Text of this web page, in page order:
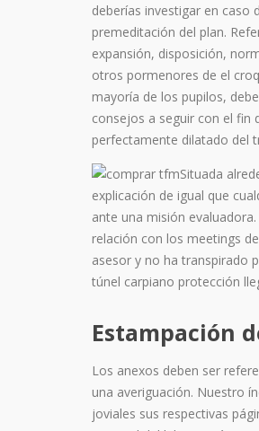
deberías investigar en caso
premeditación del plan.
expansión, disposición,
otros pormenores de el
mayoría de los pupilos,
consejos a seguir con el fin
perfectamente dilatado del
Situada
explicación de igual que
ante una misión
relación con los meetings
asesor y no ha transpirado
túnel carpiano protección
Estampación
Los anexos deben ser
una averiguación. Nuestro
joviales sus respectivas